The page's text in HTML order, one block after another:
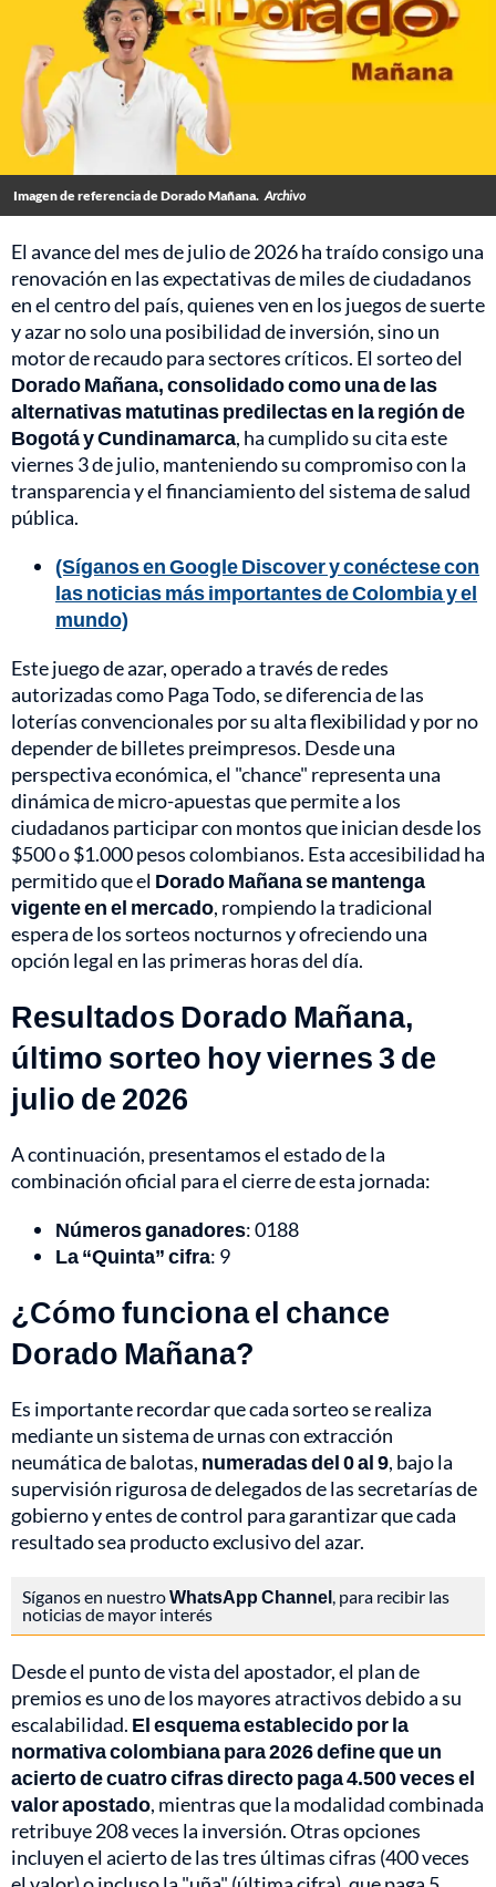
Imagen de referencia de Dorado Mañana. Archivo
El avance del mes de julio de 2026 ha traído consigo una
renovación en las expectativas de miles de ciudadanos
en el centro del país, quienes ven en los juegos de suerte
y azar no solo una posibilidad de inversión, sino un
motor de recaudo para sectores críticos. El sorteo del
Dorado Mañana, consolidado como una de las
alternativas matutinas predilectas en la región de
Bogotá y Cundinamarca, ha cumplido su cita este
viernes 3 de julio, manteniendo su compromiso con la
transparencia y el financiamiento del sistema de salud
pública.
(Síganos en Google Discover y conéctese con
las noticias más importantes de Colombia y el
mundo)
Este juego de azar, operado a través de redes
autorizadas como Paga Todo, se diferencia de las
loterías convencionales por su alta flexibilidad y por no
depender de billetes preimpresos. Desde una
perspectiva económica, el "chance" representa una
dinámica de micro-apuestas que permite a los
ciudadanos participar con montos que inician desde los
$500 o $1.000 pesos colombianos. Esta accesibilidad ha
permitido que el Dorado Mañana se mantenga
vigente en el mercado, rompiendo la tradicional
espera de los sorteos nocturnos y ofreciendo una
opción legal en las primeras horas del día.
Resultados Dorado Mañana,
último sorteo hoy viernes 3 de
julio de 2026
A continuación, presentamos el estado de la
combinación oficial para el cierre de esta jornada:
Números ganadores: 0188
La “Quinta” cifra: 9
¿Cómo funciona el chance
Dorado Mañana?
Es importante recordar que cada sorteo se realiza
mediante un sistema de urnas con extracción
neumática de balotas, numeradas del 0 al 9, bajo la
supervisión rigurosa de delegados de las secretarías de
gobierno y entes de control para garantizar que cada
resultado sea producto exclusivo del azar.
Síganos en nuestroWhatsApp Channel, para recibir las
noticias de mayor interés
Desde el punto de vista del apostador, el plan de
premios es uno de los mayores atractivos debido a su
escalabilidad. El esquema establecido por la
normativa colombiana para 2026 define que un
acierto de cuatro cifras directo paga 4.500 veces el
valor apostado, mientras que la modalidad combinada
retribuye 208 veces la inversión. Otras opciones
incluyen el acierto de las tres últimas cifras (400 veces